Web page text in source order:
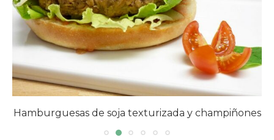
Hamburguesas de soja texturizada y champiñones